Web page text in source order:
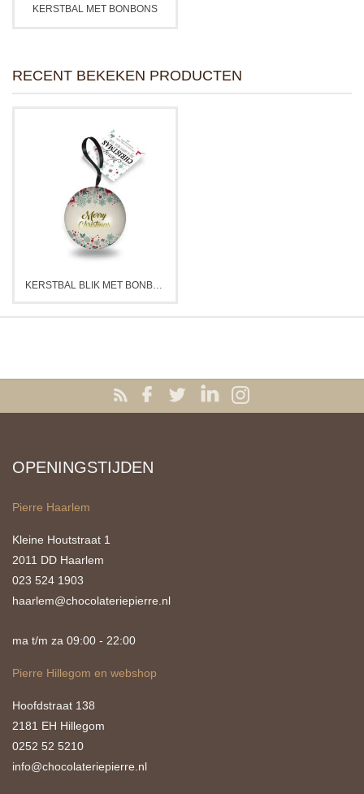
KERSTBAL MET BONBONS
RECENT BEKEKEN PRODUCTEN
KERSTBAL BLIK MET BONBONS
OPENINGSTIJDEN
Pierre Haarlem
Kleine Houtstraat 1
2011 DD Haarlem
023 524 1903
haarlem@chocolateriepierre.nl
ma t/m za 09:00 - 22:00
Pierre Hillegom en webshop
Hoofdstraat 138
2181 EH Hillegom
0252 52 5210
info@chocolateriepierre.nl